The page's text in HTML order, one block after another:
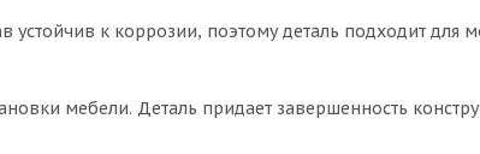
к коррозии, поэтому деталь подходит для
мебели. Деталь придает завершенность